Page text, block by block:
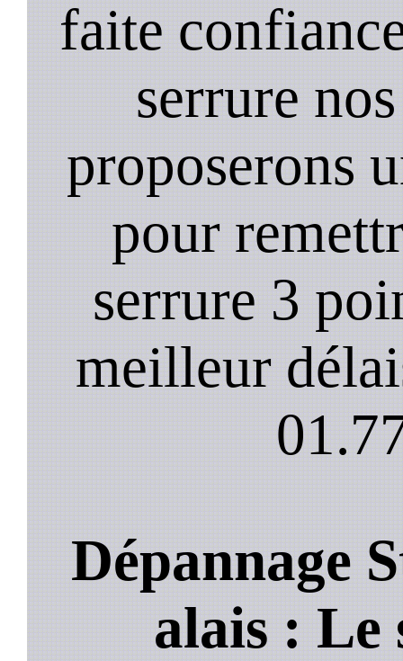
faite
serrure
proposerons
pour
serrure 3
meilleur
Dépannage
alais : Le